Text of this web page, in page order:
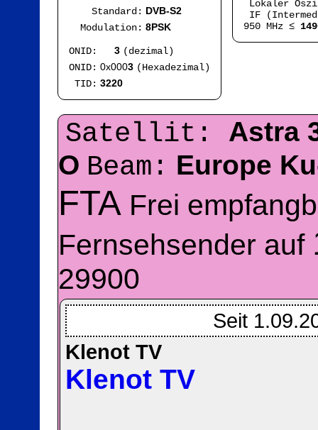
Standard: DVB-S2
Modulation: 8PSK
ONID: 3 (dezimal)
ONID: 0x0003 (Hexadezimal)
TID: 3220
Lokaler
IF
950 MHz ≤
Satellit: Astra
O Beam: Europe
FTA Frei
Fernsehsender auf
29900
Seit
Klenot TV
Klenot TV